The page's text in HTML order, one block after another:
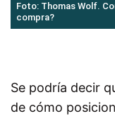
Foto: Thomas Wolf.
compra?
Se podría decir
de cómo